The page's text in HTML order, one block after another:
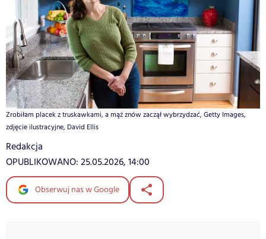
Zrobiłam placek z truskawkami, a mąż znów zaczął wybrzydzać, Getty Images,
zdjęcie ilustracyjne, David Ellis
Redakcja
OPUBLIKOWANO: 25.05.2026, 14:00
Obserwuj nas w Google